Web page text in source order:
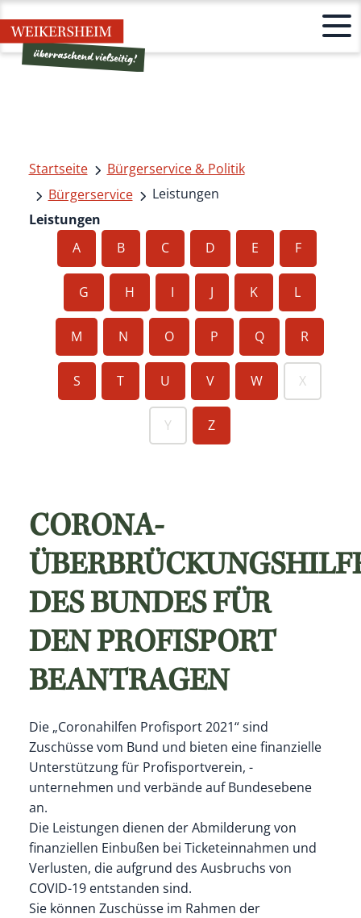
Startseite
Bürgerservice & Politik
Bürgerservice
Leistungen
Leistungen
A
B C D E F
G H I J K L
M N O P Q R
S T U V W X
Y Z
CORONA-
DES BUNDES FÜR
DEN PROFISPORT
BEANTRAGEN
Die „Coronahilfen Profisport 2021“ sind
Zuschüsse vom Bund und bieten eine finanzielle
Unterstützung für Profisportverein, -
unternehmen und verbände auf Bundesebene
an.
Die Leistungen dienen der Abmilderung von
finanziellen Einbußen bei Ticketeinnahmen und
Verlusten, die aufgrund des Ausbruchs von
COVID-19 entstanden sind.
Sie können Zuschüsse im Rahmen der